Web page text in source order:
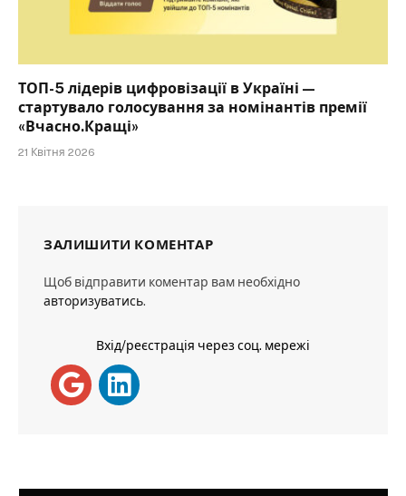
ТОП-5 лідерів цифровізації в Україні —
стартувало голосування за номінантів премії
«Вчасно.Кращі»
21 Квітня 2026
ЗАЛИШИТИ КОМЕНТАР
Щоб відправити коментар вам необхідно
авторизуватись.
Вхід/реєстрація через соц. мережі